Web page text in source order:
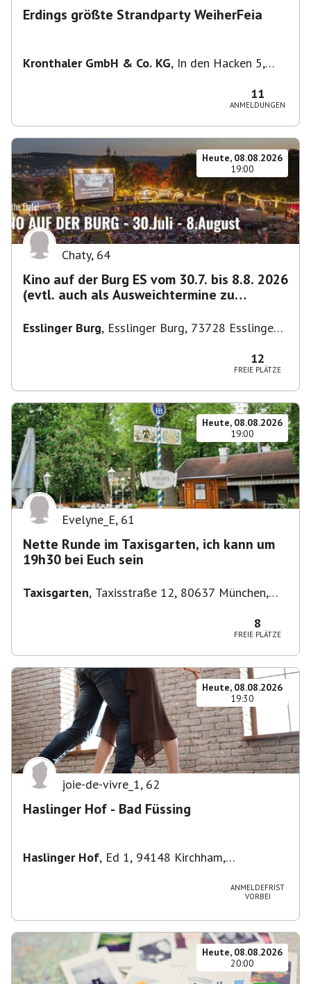
Erdings größte Strandparty WeiherFeia
Kronthaler GmbH & Co. KG, In den Hacken 5,
11
ANMELDUNGEN
Heute, 08.08.2026
19:00
Chaty, 64
Kino auf der Burg ES vom 30.7. bis 8.8. 2026
(evtl. auch als Ausweichtermine zu
Esslinger Burg, Esslinger Burg, 73728 Esslingen
12
FREIE PLÄTZE
Heute, 08.08.2026
19:00
Evelyne_E, 61
Nette Runde im Taxisgarten, ich kann um
19h30 bei Euch sein
Taxisgarten, Taxisstraße 12, 80637 München,
8
FREIE PLÄTZE
Heute, 08.08.2026
19:30
joie-de-vivre_1, 62
Haslinger Hof - Bad Füssing
Haslinger Hof, Ed 1, 94148 Kirchham,
ANMELDEFRIST
VORBEI
Heute, 08.08.2026
20:00